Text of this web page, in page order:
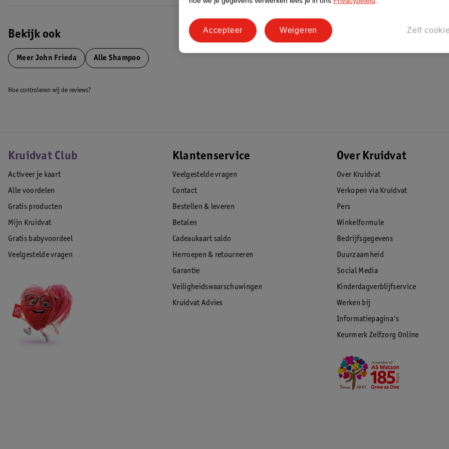
Bekijk ook
Meer John Frieda Alle Shampoo
Hoe controleren wij de reviews?
Kruidvat Club
Activeer je kaart
Alle voordelen
Gratis producten
Mijn Kruidvat
Gratis babyvoordeel
Veelgestelde vragen
Klantenservice
Veelgestelde vragen
Contact
Bestellen & leveren
Betalen
Cadeaukaart saldo
Herroepen & retourneren
Garantie
Veiligheidswaarschuwingen
Kruidvat Advies
Over Kruidvat
Over Kruidvat
Verkopen via Kruidvat
Pers
Winkelformule
Bedrijfsgegevens
Duurzaamheid
Social Media
Kinderdagverblijfservice
Werken bij
Informatiepagina's
Keurmerk Zelfzorg Online
Zelf
Weigeren
Accepteer